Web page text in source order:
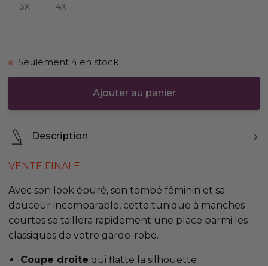
3X 4X
Seulement 4 en stock
Ajouter au panier
Description
VENTE FINALE
Avec son look épuré, son tombé féminin et sa
douceur incomparable, cette tunique à manches
courtes se taillera rapidement une place parmi les
classiques de votre garde-robe.
Coupe droite qui flatte la silhouette